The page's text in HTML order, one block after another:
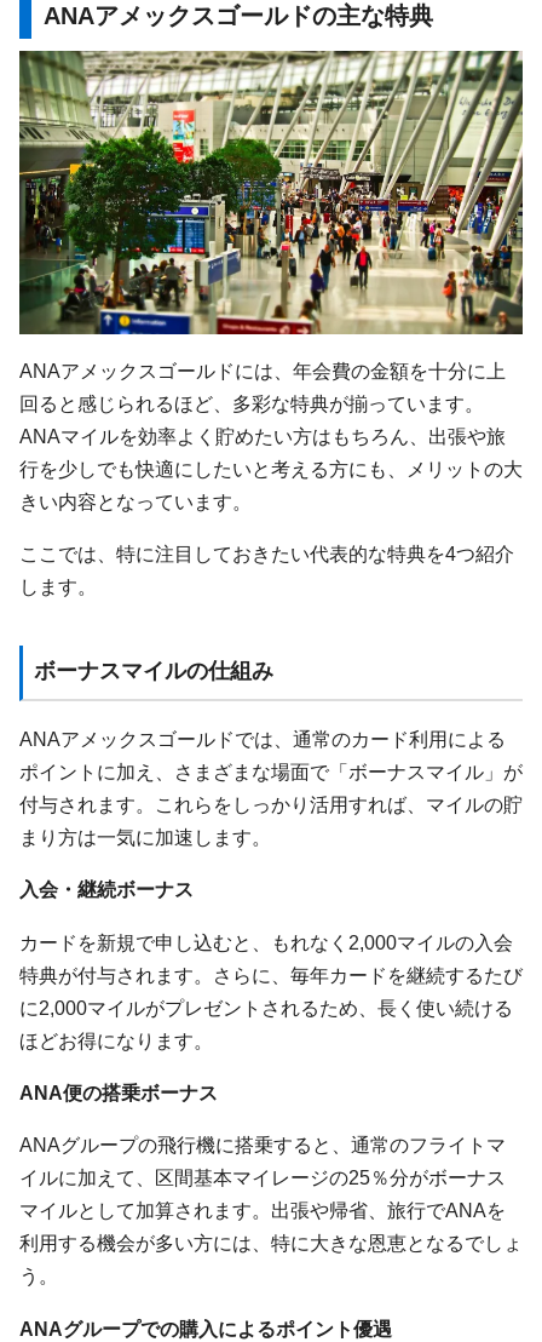
ANAアメックスゴールドの主な特典
ANAアメックスゴールドには、年会費の金額を十分に上
回ると感じられるほど、多彩な特典が揃っています。
ANAマイルを効率よく貯めたい方はもちろん、出張や旅
行を少しでも快適にしたいと考える方にも、メリットの大
きい内容となっています。
ここでは、特に注目しておきたい代表的な特典を4つ紹介
します。
ボーナスマイルの仕組み
ANAアメックスゴールドでは、通常のカード利用による
ポイントに加え、さまざまな場面で「ボーナスマイル」が
付与されます。これらをしっかり活用すれば、マイルの貯
まり方は一気に加速します。
入会・継続ボーナス
カードを新規で申し込むと、もれなく2,000マイルの入会
特典が付与されます。さらに、毎年カードを継続するたび
に2,000マイルがプレゼントされるため、長く使い続ける
ほどお得になります。
ANA便の搭乗ボーナス
ANAグループの飛行機に搭乗すると、通常のフライトマ
イルに加えて、区間基本マイレージの25％分がボーナス
マイルとして加算されます。出張や帰省、旅行でANAを
利用する機会が多い方には、特に大きな恩恵となるでしょ
う。
ANAグループでの購入によるポイント優遇